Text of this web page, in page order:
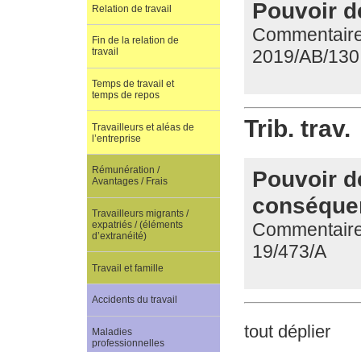
Pouvoir
2019/AB/130
Trib. trav.
Pouvoir
19/473/A
tout déplier
Relation de travail
Fin de la relation de
travail
Temps de travail et
temps de repos
Travailleurs et aléas de
l’entreprise
Rémunération /
Avantages / Frais
Travailleurs migrants /
expatriés / (éléments
d’extranéité)
Travail et famille
Accidents du travail
Maladies
professionnelles